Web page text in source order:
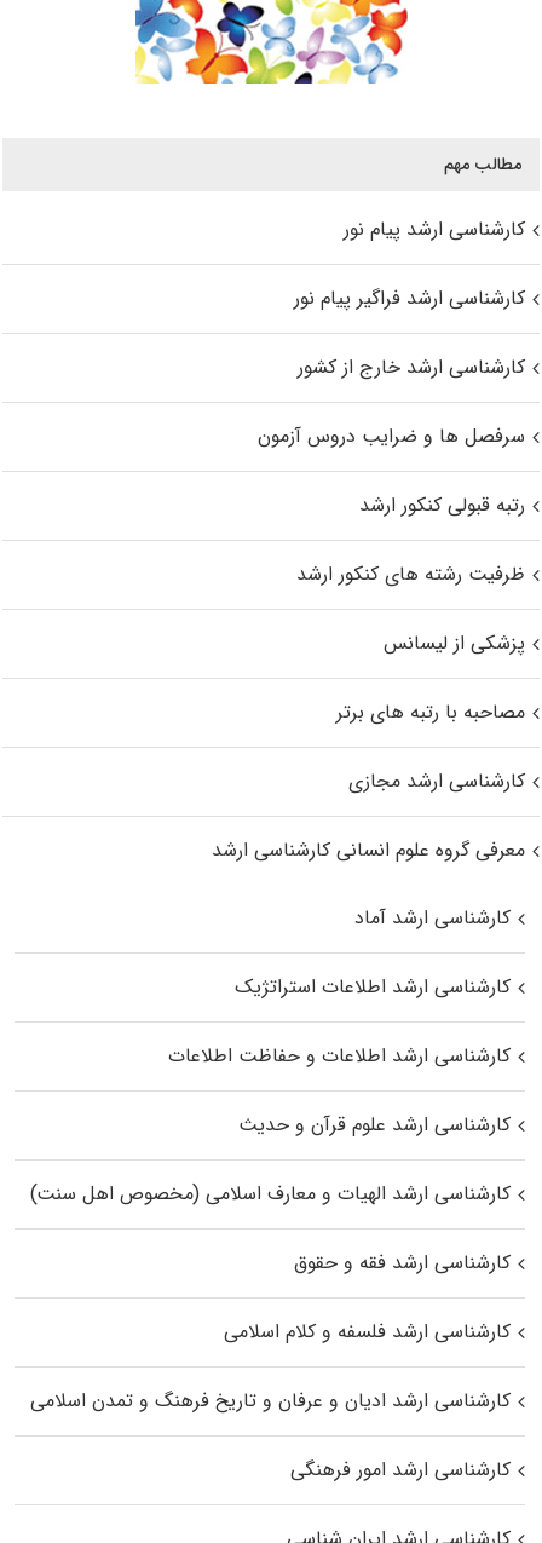
مطالب مهم
کارشناسی ارشد پیام نور
کارشناسی ارشد فراگیر پیام نور
کارشناسی ارشد خارج از کشور
سرفصل ها و ضرایب دروس آزمون
رتبه قبولی کنکور ارشد
ظرفیت رشته های کنکور ارشد
پزشکی از لیسانس
مصاحبه با رتبه های برتر
کارشناسی ارشد مجازی
معرفی گروه علوم انسانی کارشناسی ارشد
کارشناسی ارشد آماد
کارشناسی ارشد اطلاعات استراتژیک
کارشناسی ارشد اطلاعات و حفاظت اطلاعات
کارشناسی ارشد علوم قرآن و حدیث
کارشناسی ارشد الهیات و معارف اسلامی (مخصوص اهل سنت)
کارشناسی ارشد فقه و حقوق
کارشناسی ارشد فلسفه و کلام اسلامی
کارشناسی ارشد ادیان و عرفان و تاریخ فرهنگ و تمدن اسلامی
کارشناسی ارشد امور فرهنگی